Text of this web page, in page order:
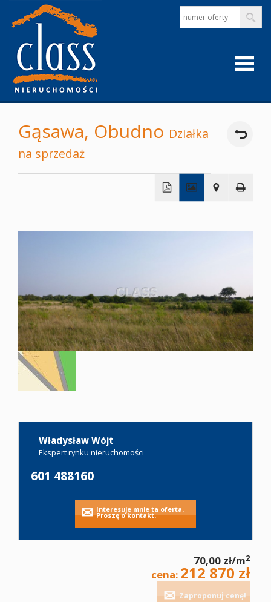
Strona
O
firmie
Zgłoś
Gąsawa, Obudno Działka
na sprzedaż
−
Władysław Wójt
Ekspert rynku nieruchomości
601 488160
Interesuje mnie ta oferta.
Proszę o kontakt.
70,00 zł/m2
cena: 212 870 zł
Zaproponuj cenę!